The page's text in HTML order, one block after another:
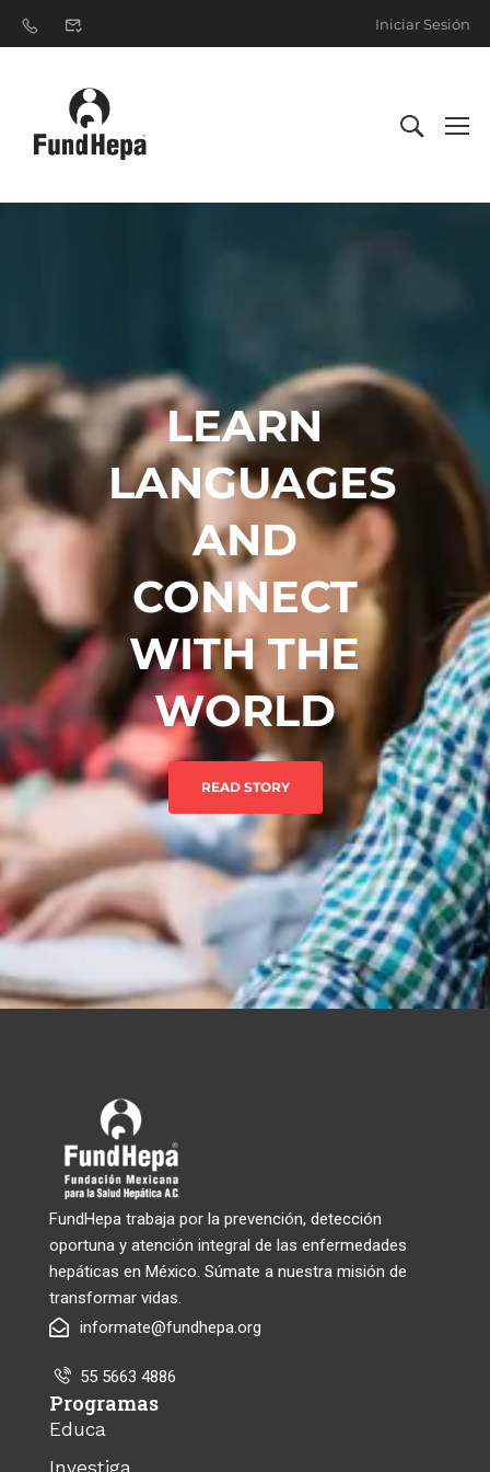
Iniciar Sesión
LEARN
LANGUAGES
AND
CONNECT
WITH THE
WORLD
READ STORY
FundHepa trabaja por la prevención, detección
oportuna y atención integral de las enfermedades
hepáticas en México. Súmate a nuestra misión de
transformar vidas.
informate@fundhepa.org
55 5663 4886
Programas
Educa